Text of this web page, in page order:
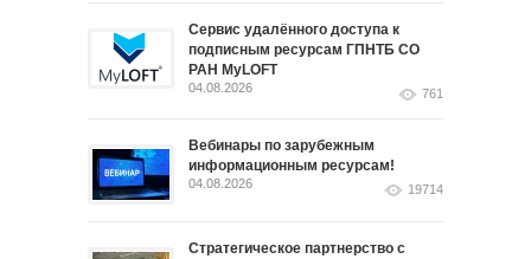
Сервис удалённого доступа к
подписным ресурсам ГПНТБ СО
РАН MyLOFT
04.08.2026 761
Вебинары по зарубежным
информационным ресурсам!
04.08.2026 19714
Стратегическое партнерство с